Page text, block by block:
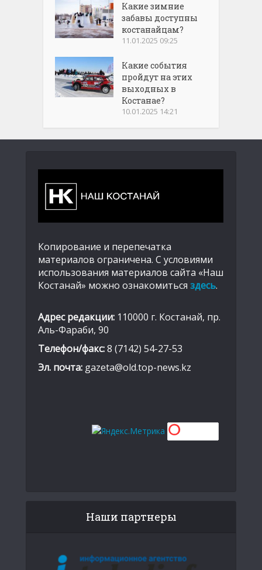
Какие зимние
забавы доступны
костанайцам?
11.01.2025 09:25
Какие события
пройдут на этих
выходных в
Костанае?
10.01.2025 14:21
Копирование и перепечатка
материалов ограничена. С условиями
использования материалов сайта «Наш
Костанай» можно ознакомиться здесь.
Адрес редакции: 110000 г. Костанай, пр.
Аль-Фараби, 90
Телефон/факс:8 (7142) 54-27-53
Эл. почта: gazeta@old.top-news.kz
Наши партнеры